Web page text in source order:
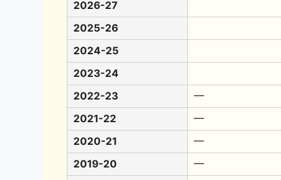
2026-27
2025-26
2024-25
2023-24
2022-23
━
2021-22
━
2020-21
━
2019-20
━